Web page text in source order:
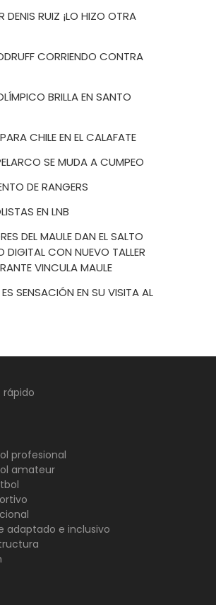
DENIS RUIZ ¡LO HIZO OTRA
CORRIENDO CONTRA
BRILLA EN SANTO
CHILE EN EL CALAFATE
SE MUDA A CUMPEO
DE RANGERS
EN LNB
DEL MAULE DAN EL SALTO
DIGITAL CON NUEVO TALLER
VINCULA MAULE
ES SENSACIÓN EN SU VISITA AL
rápido
profesional
amateur
adaptado e inclusivo